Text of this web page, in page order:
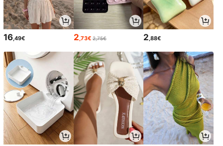
16,49€ 2,73€ 2,75€ 2,88€